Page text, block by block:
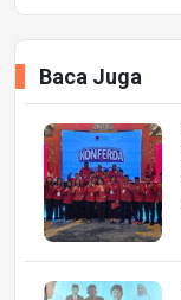
Baca Juga